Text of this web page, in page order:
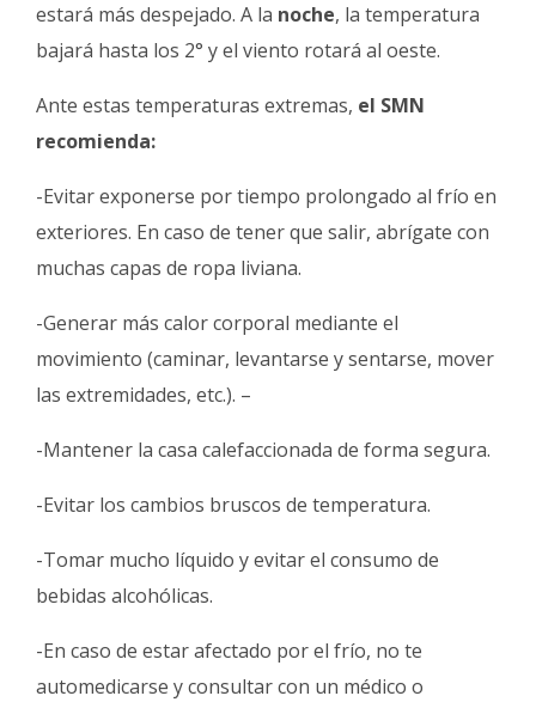
estará más despejado. A la noche, la temperatura
bajará hasta los 2° y el viento rotará al oeste.
Ante estas temperaturas extremas, el SMN
recomienda:
-Evitar exponerse por tiempo prolongado al frío en
exteriores. En caso de tener que salir, abrígate con
muchas capas de ropa liviana.
-Generar más calor corporal mediante el
movimiento (caminar, levantarse y sentarse, mover
las extremidades, etc.). –
-Mantener la casa calefaccionada de forma segura.
-Evitar los cambios bruscos de temperatura.
-Tomar mucho líquido y evitar el consumo de
bebidas alcohólicas.
-En caso de estar afectado por el frío, no te
automedicarse y consultar con un médico o